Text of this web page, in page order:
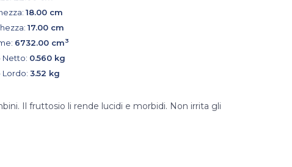
18.00 cm
17.00 cm
6732.00 cm3
Netto: 0.560 kg
Lordo:3.52 kg
Il fruttosio li rende lucidi e morbidi. Non irrita gli